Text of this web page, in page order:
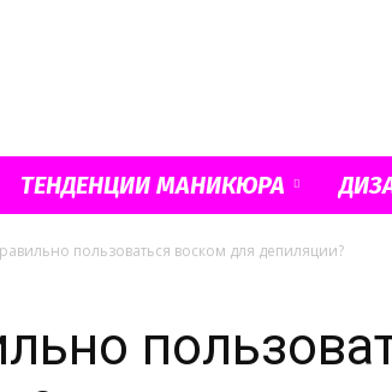
ТЕНДЕНЦИИ МАНИКЮРА
пользоваться воском для депиляции?